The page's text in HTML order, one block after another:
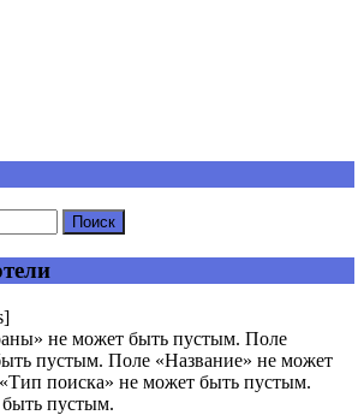
опубликован.
не может быть пустым. Поле
пустым. Поле «Название» не может
поиска» не может быть пустым.
пустым.